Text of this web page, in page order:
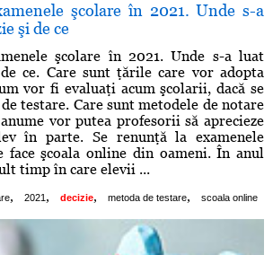
şcolare în 2021. Unde s-a
şi de ce
şcolare în 2021. Unde s-a luat
ce. Care sunt ţările care vor adopta
vor fi evaluaţi acum şcolarii, dacă se
testare. Care sunt metodele de notare
vor putea profesorii să aprecieze
în parte. Se renunţă la examenele
face şcoala online din oameni. În anul
timp în care elevii ...
, 2021, decizie, metoda de testare, scoala online